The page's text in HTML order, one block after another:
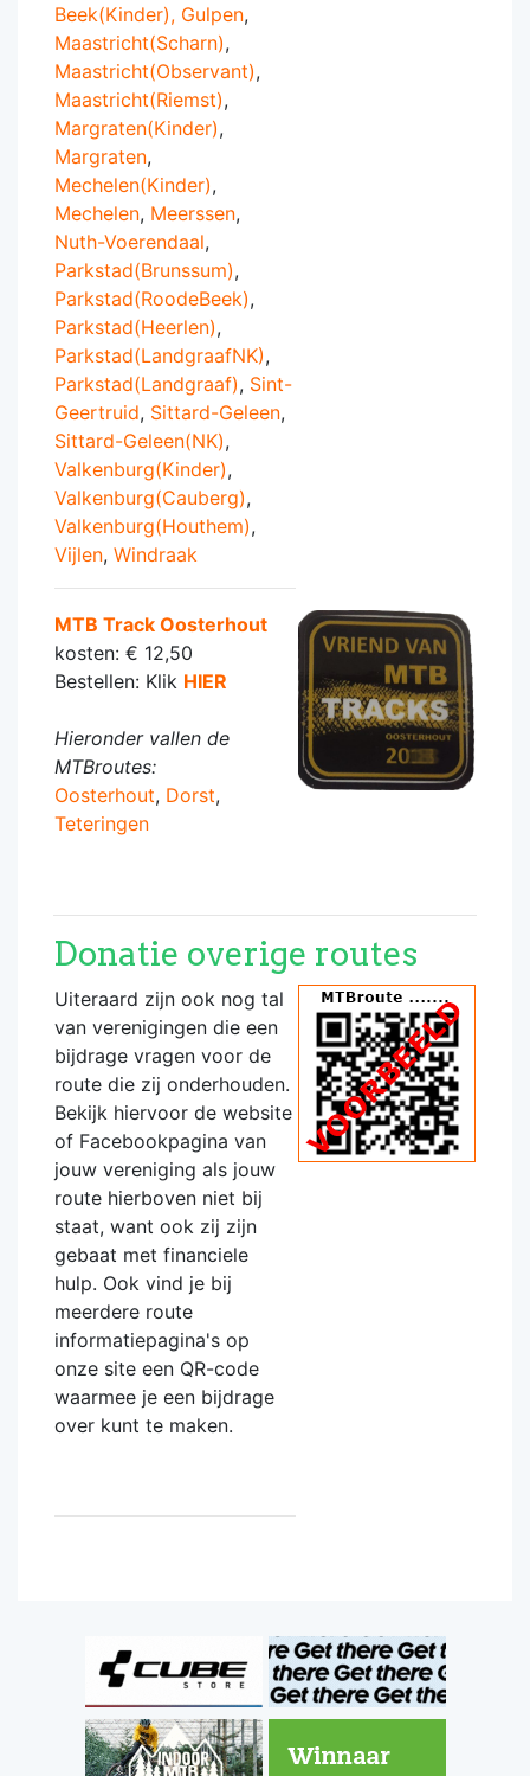
Beek(Kinder), Gulpen,
Maastricht(Scharn),
Maastricht(Observant),
Maastricht(Riemst),
Margraten(Kinder),
Margraten,
Mechelen(Kinder),
Mechelen, Meerssen,
Nuth-Voerendaal,
Parkstad(Brunssum),
Parkstad(RoodeBeek),
Parkstad(Heerlen),
Parkstad(LandgraafNK),
Parkstad(Landgraaf), Sint-
Geertruid, Sittard-Geleen,
Sittard-Geleen(NK),
Valkenburg(Kinder),
Valkenburg(Cauberg),
Valkenburg(Houthem),
Vijlen, Windraak
MTB Track Oosterhout
kosten: € 12,50
Bestellen: Klik HIER
Hieronder vallen de
MTBroutes:
Oosterhout, Dorst,
Teteringen
Donatie overige routes
Uiteraard zijn ook nog tal
van verenigingen die een
bijdrage vragen voor de
route die zij onderhouden.
Bekijk hiervoor de website
of Facebookpagina van
jouw vereniging als jouw
route hierboven niet bij
staat, want ook zij zijn
gebaat met financiele
hulp. Ook vind je bij
meerdere route
informatiepagina's op
onze site een QR-code
waarmee je een bijdrage
over kunt te maken.